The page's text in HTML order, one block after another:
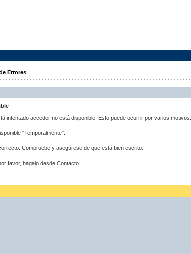
Errores
intentado acceder no está disponible. Esto puede ocurrir por varios motivos:
"Temporalmente".
Compruebe y asegúrese de que está bien escrito.
favor, hágalo desde Contacto.